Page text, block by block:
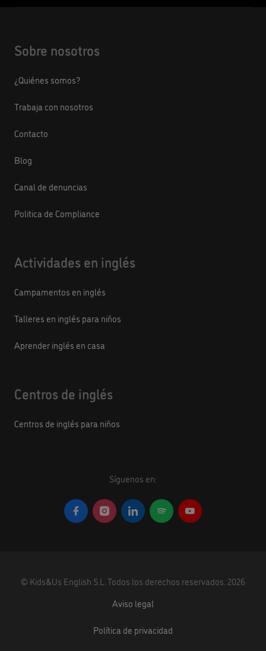
Sobre nosotros
¿Quiénes somos?
Trabaja con nosotros
Contacto
Blog
Canal de denuncias
Politica de Compliance
Actividades en inglés
Campamentos en inglés
Talleres en inglés para niños
Aprender inglés en casa
Centros de inglés
Centros de inglés para niños
Síguenos en:
© Kids&Us English S.L.Todos los derechos reservados. 2026
Aviso legal
Política de privacidad